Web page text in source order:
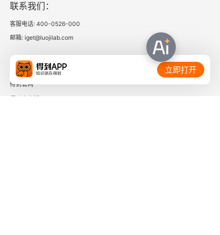
我的经部书
我的史部书
我的子部书
我的集部书
联系我们：
客服电话: 400-0526-000
邮箱: iget@luojilab.com
相关链接：
得到官网
立即打开